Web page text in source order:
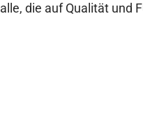
alle, die auf Qualität und